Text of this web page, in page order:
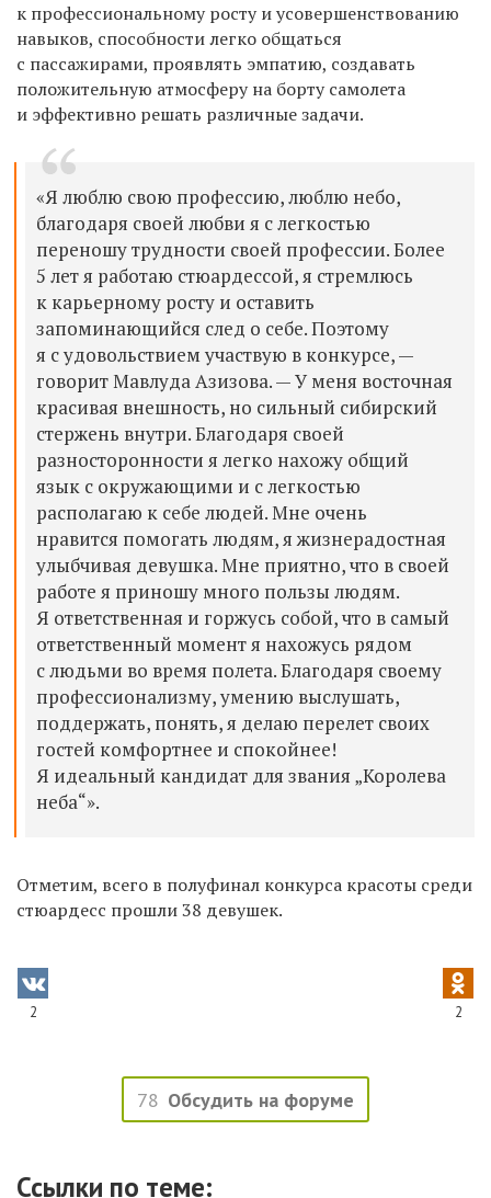
к профессиональному росту и усовершенствованию
навыков, способности легко общаться
с пассажирами, проявлять эмпатию, создавать
положительную атмосферу на борту самолета
и эффективно решать различные задачи.
«Я люблю свою профессию, люблю небо,
благодаря своей любви я с легкостью
переношу трудности своей профессии. Более
5 лет я работаю стюардессой, я стремлюсь
к карьерному росту и оставить
запоминающийся след о себе. Поэтому
я с удовольствием участвую в конкурсе, —
говорит Мавлуда Азизова. — У меня восточная
красивая внешность, но сильный сибирский
стержень внутри. Благодаря своей
разносторонности я легко нахожу общий
язык с окружающими и с легкостью
располагаю к себе людей. Мне очень
нравится помогать людям, я жизнерадостная
улыбчивая девушка. Мне приятно, что в своей
работе я приношу много пользы людям.
Я ответственная и горжусь собой, что в самый
ответственный момент я нахожусь рядом
с людьми во время полета. Благодаря своему
профессионализму, умению выслушать,
поддержать, понять, я делаю перелет своих
гостей комфортнее и спокойнее!
Я идеальный кандидат для звания „Королева
неба“».
Отметим, всего в полуфинал конкурса красоты среди
стюардесс прошли 38 девушек.
2 2
78 Обсудить на форуме
Ссылки по теме: